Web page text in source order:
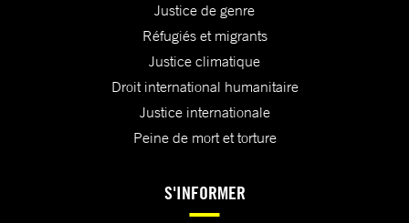
Justice de genre
Réfugiés et migrants
Justice climatique
Droit international humanitaire
Justice internationale
Peine de mort et torture
S'INFORMER